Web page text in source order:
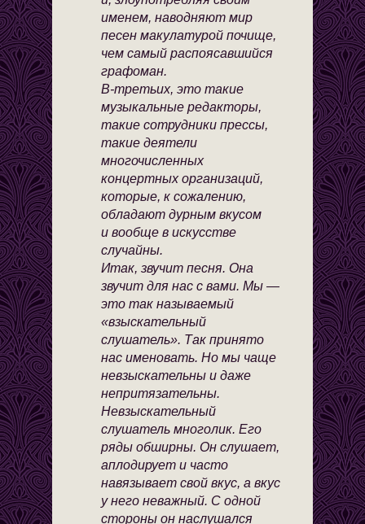
именем, наводняют мир
песен макулатурой почище,
чем самый распоясавшийся
графоман.
В-третьих, это такие
музыкальные редакторы,
такие сотрудники прессы,
такие деятели
многочисленных
концертных организаций,
которые, к сожалению,
обладают дурным вкусом
и вообще в искусстве
случайны.
Итак, звучит песня. Она
звучит для нас с вами. Мы —
это так называемый
«взыскательный
слушатель». Так принято
нас именовать. Но мы чаще
невзыскательны и даже
непритязательны.
Невзыскательный
слушатель многолик. Его
ряды обширны. Он слушает,
аплодирует и часто
навязывает свой вкус, а вкус
у него неважный. С одной
стороны он наслушался